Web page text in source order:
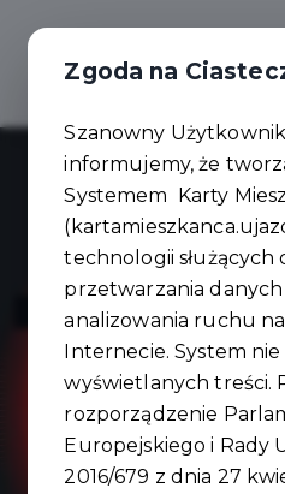
Stylove Włosy
Zgoda na
Szanowny
informujemy, że
Systemem Karty
technologii służących
przetwarzania
analizowania ruchu
Internecie. System
wyświetlanych treści.
rozporządzenie
Europejskiego i Rady
2016/679 z dnia 27